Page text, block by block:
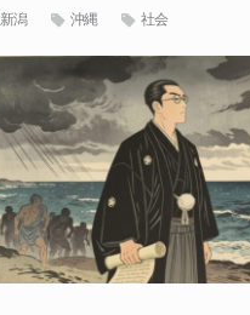
新潟 沖縄 社会